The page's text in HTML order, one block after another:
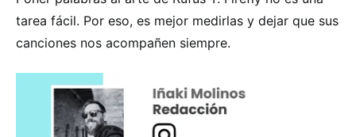
tarea fácil. Por eso, es mejor medirlas y dejar que sus
canciones nos acompañen siempre.